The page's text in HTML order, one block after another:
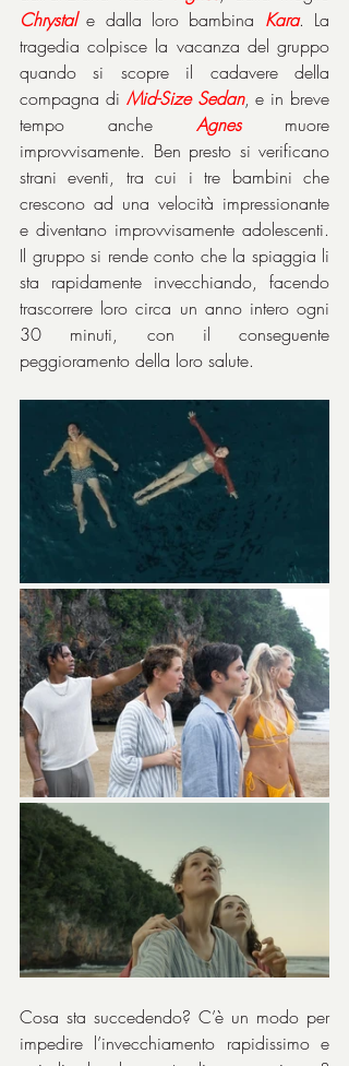
Chrystal e dalla loro bambina Kara. La
tragedia colpisce la vacanza del gruppo
quando si scopre il cadavere della
compagna di Mid-Size Sedan, e in breve
tempo anche Agnes muore
improvvisamente. Ben presto si verificano
strani eventi, tra cui i tre bambini che
crescono ad una velocità impressionante
e diventano improvvisamente adolescenti.
Il gruppo si rende conto che la spiaggia li
sta rapidamente invecchiando, facendo
trascorrere loro circa un anno intero ogni
30 minuti, con il conseguente
peggioramento della loro salute.
Cosa sta succedendo? C’è un modo per
impedire l’invecchiamento rapidissimo e